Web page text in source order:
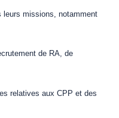
leurs missions, notamment
de RA, de
relatives aux CPP et des